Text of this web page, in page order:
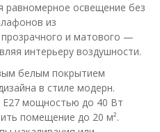
равномерное освещение без
из
и матового —
интерьеру воздушности.
белым покрытием
в стиле модерн.
E27 мощностью до 40 Вт
помещение до 20 м².